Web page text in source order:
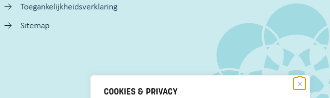
COOKIES & PRIVACY
Toegankelijkheidsverklaring
Sitemap